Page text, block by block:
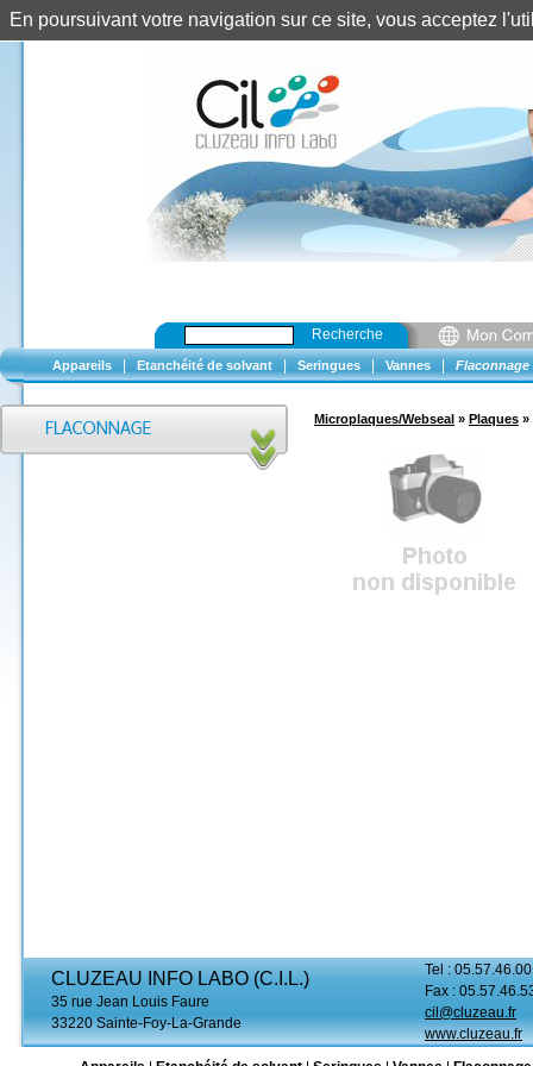
Recherche
Appareils Etanchéité de solvant Seringues Vannes Flaconnage
Microplaques/Webseal » Plaques »
CLUZEAU INFO LABO (C.I.L.)
35 rue Jean Louis Faure
33220 Sainte-Foy-La-Grande
Tel :
Fax :
cil@cluzeau.fr
www.cluzeau.fr
En poursuivant votre navigation sur ce site, vous acceptez